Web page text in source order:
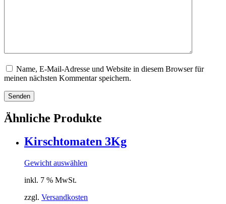
Name, E-Mail-Adresse und Website in diesem Browser für
meinen nächsten Kommentar speichern.
Senden
Ähnliche Produkte
Kirschtomaten 3Kg
Gewicht auswählen
inkl. 7 % MwSt.
zzgl. Versandkosten